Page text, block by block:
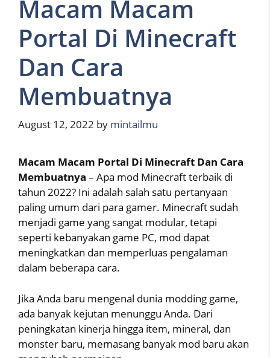
Macam Macam
Portal Di Minecraft
Dan Cara
Membuatnya
August 12, 2022 by mintailmu
Macam Macam Portal Di Minecraft Dan Cara
Membuatnya – Apa mod Minecraft terbaik di
tahun 2022? Ini adalah salah satu pertanyaan
paling umum dari para gamer. Minecraft sudah
menjadi game yang sangat modular, tetapi
seperti kebanyakan game PC, mod dapat
meningkatkan dan memperluas pengalaman
dalam beberapa cara.
Jika Anda baru mengenal dunia modding game,
ada banyak kejutan menunggu Anda. Dari
peningkatan kinerja hingga item, mineral, dan
monster baru, memasang banyak mod baru akan